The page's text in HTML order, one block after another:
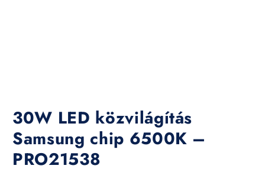
30W LED közvilágítás
Samsung chip 6500K –
PRO21538